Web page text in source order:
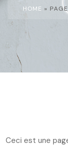
HOME »
Ceci est une